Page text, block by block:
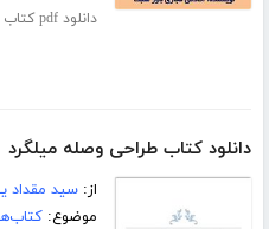
دانلود pdf کتاب هوش و انواع آن
دانلود کتاب طراحی وصله میلگرد
از:سید مقداد
موضوع: